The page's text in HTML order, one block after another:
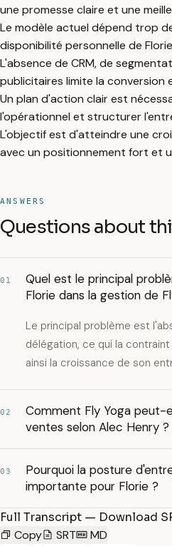
une promesse claire et une
Le modèle actuel dépend trop
disponibilité personnelle de
L'absence de CRM, de
publicitaires limite la conversion
Un plan d'action clair est
l'opérationnel et structurer
L'objectif est d'atteindre une
avec un positionnement fort et
ANSWERS
Questions about
01
Quel est le principal
Florie dans la gestion de
Le principal problème est
délégation, ce qui la
ainsi la croissance de son
02
Comment Fly Yoga peut-
ventes selon Alec Henry ?
03
Pourquoi la posture
importante pour Florie ?
Full Transcript — Download
Copy
SRT MD